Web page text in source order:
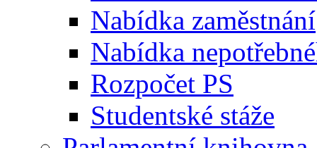
Nabídka zaměstnání
Nabídka
Rozpočet PS
Studentské stáže